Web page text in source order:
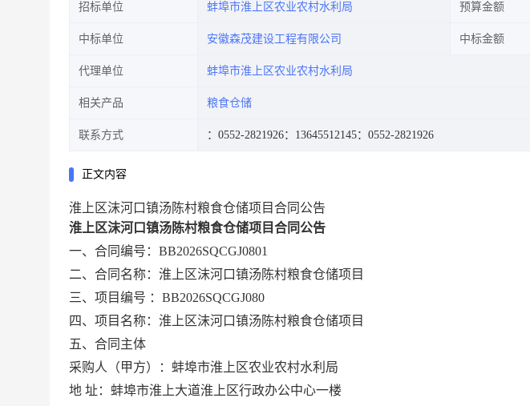
招标单位 蚌埠市淮上区农业农村水利局 预算金额
中标单位 安徽森茂建设工程有限公司 中标金额
代理单位 蚌埠市淮上区农业农村水利局
相关产品 粮食仓储
联系方式 ：0552-2821926：13645512145：0552-2821926
正文内容
淮上区沫河口镇汤陈村粮食仓储项目合同公告
淮上区沫河口镇汤陈村粮食仓储项目合同公告
一、合同编号：BB2026SQCGJ0801
二、合同名称：淮上区沫河口镇汤陈村粮食仓储项目
三、项目编号 ：BB2026SQCGJ080
四、项目名称：淮上区沫河口镇汤陈村粮食仓储项目
五、合同主体
采购人（甲方）：蚌埠市淮上区农业农村水利局
地 址：蚌埠市淮上大道淮上区行政办公中心一楼